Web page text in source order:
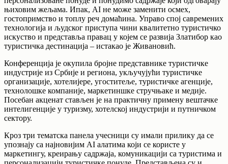
њиховим жељама. Ипак, AI не може заменити осмех,
гостопримство и топлу реч домаћина. Управо спој савремених
технологија и људског приступа чини квалитетно туристичко
искуство и представља правац у којем се развија Златибор као
туристичка дестинација – истакао је Живановић.
Конференција је окупила бројне представнике туристичке
индустрије из Србије и региона, укључујући туристичке
организације, хотелијере, угоститеље, туристичке агенције,
технолошке компаније, маркетиншке стручњаке и медије.
Посебан акценат стављен је на практичну примену вештачке
интелигенције у туризму, хотелској индустрији и путничком
сектору.
Кроз три тематска панела учесници су имали прилику да се
упознају са најновијим AI алатима који се користе у
маркетингу, креирању садржаја, комуникацији са туристима и